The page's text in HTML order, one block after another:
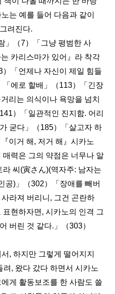
는 예를 들어 다음과 같이
려진다.
7）「그냥 평범한 사
카리스마가 있어』라 착각
「언제나 자신이 제일 힘들
에로 할배」（113）「긴장
리는 의식이나 욕망을 넘치
）「일관적인 진지함. 어리
굳다」（185）「살고자 하
이거 해, 저거 해』시카노
력은 그의 약점은 너무나 알
씨(寅さん)(역자주: 남자는
공)」（302）「장애를 빼버
라져 버리니, 그건 곤란하
현하자면, 시카노의 인격 그
버린 것 같다.」（303）
, 하지만 그렇게 떨어지지
, 왔다 갔다 하면서 시카노
게 활동보조를 한 사람도 쓸